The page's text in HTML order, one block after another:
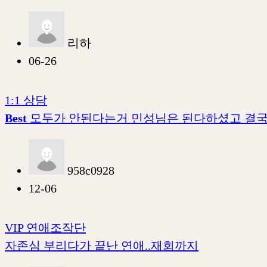
리하
06-26
1:1 상담
Best 모두가 안된다는거 민성님은 된다하셨고 결
958c0928
12-06
VIP 연애조작단
자존심 부리다가 끝난 연애..재회까지